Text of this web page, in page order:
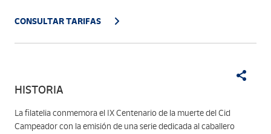
CONSULTAR TARIFAS
HISTORIA
La filatelia conmemora el IX Centenario de la muerte del Cid
Campeador con la emisión de una serie dedicada al caballero